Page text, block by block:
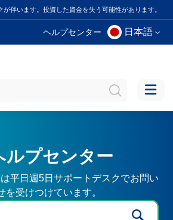
伴います。投資した資金を失う可能性があります。
ヘルプセンター 日本語
ルプセンター
平日週5日サポートデスクでお問い
を受けつけています。